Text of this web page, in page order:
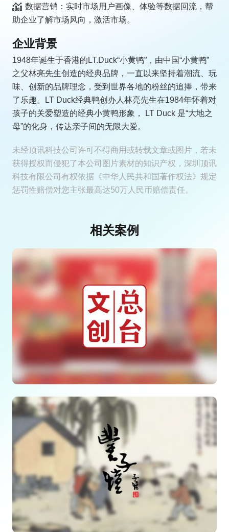
数据营销：实时市场用户画像、体验等数据回流，帮
助企业了解市场风向，激活市场。
企业背景
1948年诞生于香港的LT.Duck“小黄鸭”，由中国“小黄鸭”
之父林亮先生创造的经典品牌，一直以来坚持着潮流、玩
味、创新的品牌理念，受到世界各地的粉丝的追捧，带来
了乐趣。LT Duck经典鸭创办人林亮先生在1984年怀着对
孩子的关爱塑造的经典小黄鸭形象， LT Duck 是“大地之
母”的化身，传达亲子间的无限大爱。
未经顶讯科技公司许可不得商用或转载文章或图片，若未
获得授权而侵犯了本公司图片素材的知识产权，深圳顶讯
科技有限公司有权依据《中华人民共和国著作权法》规定
惩罚性赔偿对您主张最高达50万人民币赔偿责任。
相关案例